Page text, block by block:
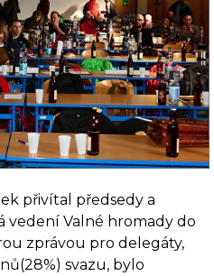
přivítal předsedy a
vedení Valné hromady do
zprávou pro delegáty,
svazu, bylo